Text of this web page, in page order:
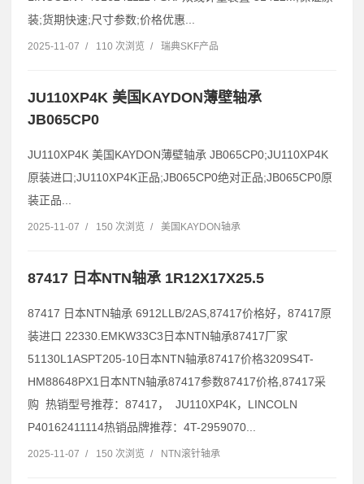
装;货期快速;尺寸参数;价格优惠...
2025-11-07 / 110 次浏览 / 瑞典SKF产品
JU110XP4K 美国KAYDON薄壁轴承
JB065CP0
JU110XP4K 美国KAYDON薄壁轴承 JB065CP0;JU110XP4K
原装进口;JU110XP4K正品;JB065CP0绝对正品;JB065CP0原
装正品...
2025-11-07 / 150 次浏览 / 美国KAYDON轴承
87417 日本NTN轴承 1R12X17X25.5
87417 日本NTN轴承 6912LLB/2AS,87417价格好，87417原
装进口 22330.EMKW33C3日本NTN轴承87417厂家
51130L1ASPT205-10日本NTN轴承87417价格3209S4T-
HM88648PX1日本NTN轴承87417参数87417价格,87417采
购 热销型号推荐：87417， JU110XP4K，LINCOLN
P40162411114热销品牌推荐：4T-2959070...
2025-11-07 / 150 次浏览 / NTN滚针轴承